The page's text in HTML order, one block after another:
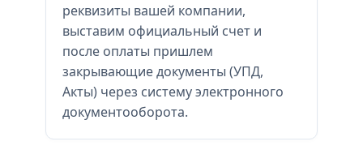
реквизиты вашей компании,
выставим официальный счет и
после оплаты пришлем
закрывающие документы (УПД,
Акты) через систему электронного
документооборота.